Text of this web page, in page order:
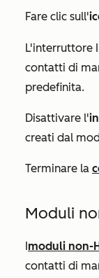
Fare clic sull'
L'interruttore
contatti di
predefinita.
Disattivare l'
creati dal
Terminare la
Moduli
Imoduli non-
contatti di